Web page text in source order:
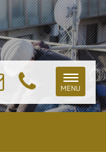
Toggle
MENU